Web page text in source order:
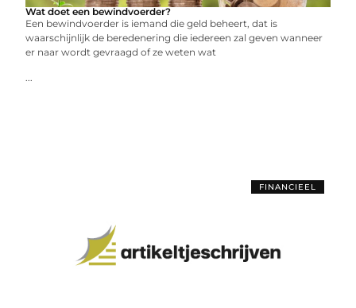
Wat doet een bewindvoerder?
Een bewindvoerder is iemand die geld beheert, dat is
waarschijnlijk de beredenering die iedereen zal geven wanneer
er naar wordt gevraagd of ze weten wat
...
FINANCIEEL